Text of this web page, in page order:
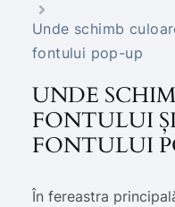
Unde schimb
fontului pop-up
UNDE
FONTULUI
FONTULUI
În fereastra